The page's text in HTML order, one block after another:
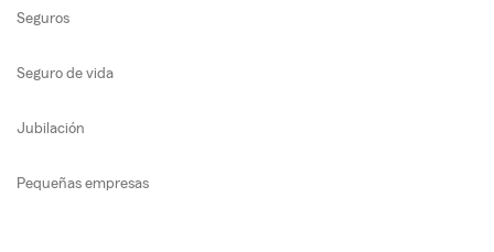
Seguros
Seguro de vida
Jubilación
Pequeñas empresas